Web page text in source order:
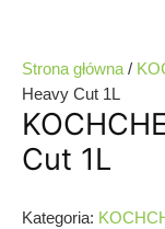
Strona główna /
Heavy Cut 1L
Cut 1L
Kategoria: